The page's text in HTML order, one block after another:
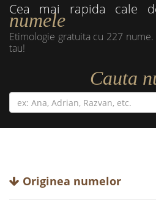
Cea mai rapida cale
numele
Etimologie gratuita cu 227
tau!
Cauta
Originea numelor